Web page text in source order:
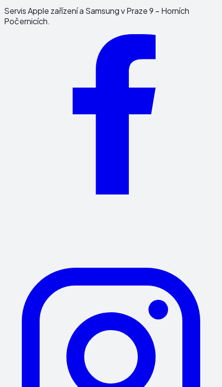
Servis Apple zařízení a Samsung v Praze 9 – Horních
Počernicích.